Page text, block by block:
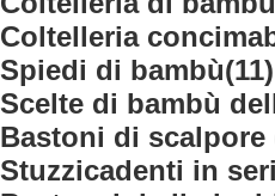
Coltelleria
Spiedi di bambù(11)
Scelte di bambù
Bastoni di scalpore
Stuzzicadenti in